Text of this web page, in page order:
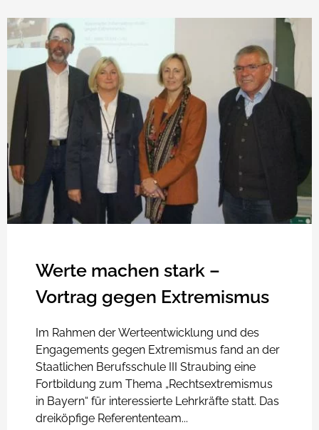
Werte machen stark –
Vortrag gegen Extremismus
Im Rahmen der Werteentwicklung und des
Engagements gegen Extremismus fand an der
Staatlichen Berufsschule III Straubing eine
Fortbildung zum Thema „Rechtsextremismus
in Bayern“ für interessierte Lehrkräfte statt. Das
dreiköpfige Referententeam...